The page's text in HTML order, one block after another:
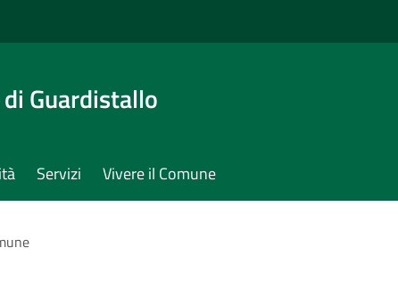
Guardistallo
Servizi Vivere il Comune